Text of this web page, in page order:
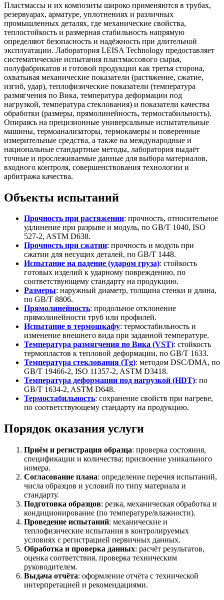
Пластмассы и их композиты широко применяются в трубах,
резервуарах, арматуре, уплотнениях и различных
промышленных деталях, где механические свойства,
теплостойкость и размерная стабильность напрямую
определяют безопасность и надёжность при длительной
эксплуатации. Лаборатория LEISA Technology предоставляет
систематические испытания пластмассового сырья,
полуфабрикатов и готовой продукции как третья сторона,
охватывая механические показатели (растяжение, сжатие,
изгиб, удар), теплофизические показатели (температура
размягчения по Вика, температура деформации под
нагрузкой, температура стеклования) и показатели качества
обработки (размеры, прямолинейность, термостабильность).
Опираясь на прецизионные универсальные испытательные
машины, термоанализаторы, термокамеры и поверенные
измерительные средства, а также на международные и
национальные стандартные методы, лаборатория выдаёт
точные и прослеживаемые данные для выбора материалов,
входного контроля, совершенствования технологии и
арбитража качества.
Объекты испытаний
Прочность при растяжении: прочность, относительное
удлинение при разрыве и модуль, по GB/T 1040, ISO
527-2, ASTM D638.
Прочность при сжатии: прочность и модуль при
сжатии для несущих деталей, по GB/T 1448.
Испытание на падение (ударом груза): стойкость
готовых изделий к ударному повреждению, по
соответствующему стандарту на продукцию.
Размеры: наружный диаметр, толщина стенки и длина,
по GB/T 8806.
Прямолинейность: продольное отклонение
прямолинейности труб или профилей.
Испытание в термошкафу: термостабильность и
изменение внешнего вида при заданной температуре.
Температура размягчения по Вика (VST): стойкость
термопластов к тепловой деформации, по GB/T 1633.
Температура стеклования (Tg): методом DSC/DMA, по
GB/T 19466-2, ISO 11357-2, ASTM D3418.
Температура деформации под нагрузкой (HDT): по
GB/T 1634-2, ASTM D648.
Термостабильность: сохранение свойств при нагреве,
по соответствующему стандарту на продукцию.
Порядок оказания услуги
Приём и регистрация образца: проверка состояния,
спецификации и количества; присвоение уникального
номера.
Согласование плана: определение перечня испытаний,
числа образцов и условий по типу материала и
стандарту.
Подготовка образцов: резка, механическая обработка и
кондиционирование (по температуре/влажности).
Проведение испытаний: механические и
теплофизические испытания в контролируемых
условиях с регистрацией первичных данных.
Обработка и проверка данных: расчёт результатов,
оценка соответствия, проверка техническим
руководителем.
Выдача отчёта: оформление отчёта с технической
интерпретацией и рекомендациями.